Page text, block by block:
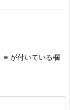
※ が付いている欄